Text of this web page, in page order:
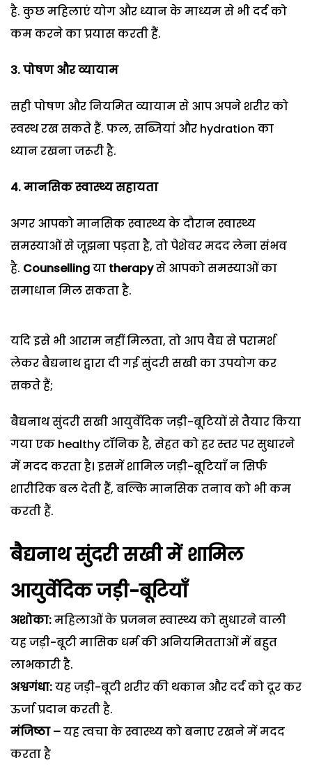
है. कुछ महिलाएं योग और ध्यान के माध्यम से भी दर्द को
कम करने का प्रयास करती हैं.
3. पोषण और व्यायाम
सही पोषण और नियमित व्यायाम से आप अपने शरीर को
स्वस्थ रख सकते हैं. फल, सब्जियां और hydration का
ध्यान रखना जरूरी है.
4. मानसिक स्वास्थ्य सहायता
अगर आपको मानसिक स्वास्थ्य के दौरान स्वास्थ्य
समस्याओं से जूझना पड़ता है, तो पेशेवर मदद लेना संभव
है. Counsellingया therapyसे आपको समस्याओं का
समाधान मिल सकता है.
यदि इसे भी आराम नहीं मिलता, तो आप वैद्य से परामर्श
लेकर बैद्यनाथ द्वारा दी गई सुंदरी सखी का उपयोग कर
सकते हैं;
बैद्यनाथ सुंदरी सखी आयुर्वेदिक जड़ी-बूटियों से तैयार किया
गया एक healthy टॉनिक है, सेहत को हर स्तर पर सुधारने
में मदद करता है। इसमें शामिल जड़ी-बूटियाँ न सिर्फ
शारीरिक बल देती हैं, बल्कि मानसिक तनाव को भी कम
करती हैं.
बैद्यनाथ सुंदरी सखी में शामिल
आयुर्वेदिक जड़ी-बूटियाँ
अशोका:महिलाओं के प्रजनन स्वास्थ्य को सुधारने वाली
यह जड़ी-बूटी मासिक धर्म की अनियमितताओं में बहुत
लाभकारी है.
अश्वगंधा:यह जड़ी-बूटी शरीर की थकान और दर्द को दूर कर
ऊर्जा प्रदान करती है.
मंजिष्ठा –यह त्वचा के स्वास्थ्य को बनाए रखने में मदद
करता है